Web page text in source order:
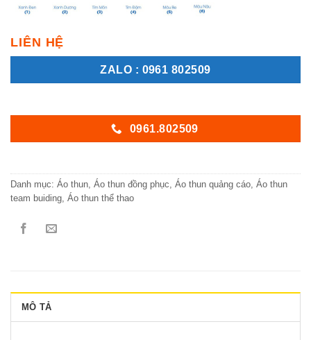
LIÊN HỆ
ZALO : 0961 802509
0961.802509
Danh mục: Áo thun, Áo thun đồng phục, Áo thun quảng cáo, Áo thun
team buiding, Áo thun thể thao
MÔ TẢ